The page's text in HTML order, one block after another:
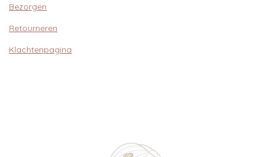
Bezorgen
Retourneren
Klachtenpagina